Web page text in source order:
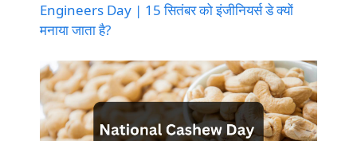
Engineers Day | 15 सितंबर को इंजीनियर्स डे क्यों
मनाया जाता है?